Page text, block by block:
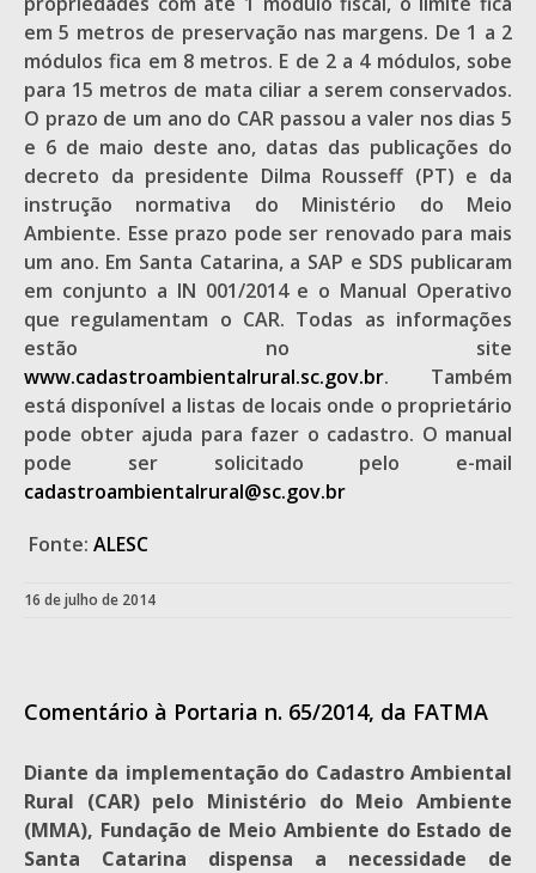
em 5 metros de preservação nas margens. De 1 a 2
módulos fica em 8 metros. E de 2 a 4 módulos, sobe
para 15 metros de mata ciliar a serem conservados.
O prazo de um ano do CAR passou a valer nos dias 5
e 6 de maio deste ano, datas das publicações do
decreto da presidente Dilma Rousseff (PT) e da
instrução normativa do Ministério do Meio
Ambiente. Esse prazo pode ser renovado para mais
um ano. Em Santa Catarina, a SAP e SDS publicaram
em conjunto a IN 001/2014 e o Manual Operativo
que regulamentam o CAR. Todas as informações
estão no site
www.cadastroambientalrural.sc.gov.br. Também
está disponível a listas de locais onde o proprietário
pode obter ajuda para fazer o cadastro. O manual
pode ser solicitado pelo e-mail
cadastroambientalrural@sc.gov.br
Fonte: ALESC
16 de julho de 2014
Comentário à Portaria n. 65/2014, da FATMA
Diante da implementação do Cadastro Ambiental
Rural (CAR) pelo Ministério do Meio Ambiente
(MMA), Fundação de Meio Ambiente do Estado de
Santa Catarina dispensa a necessidade de